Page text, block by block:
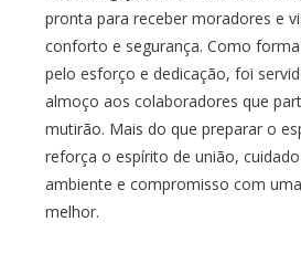
pronta para receber moradores e
conforto e segurança. Como
pelo esforço e dedicação, foi
almoço aos colaboradores que
mutirão. Mais do que preparar o
reforça o espírito de união,
ambiente e compromisso com
melhor.